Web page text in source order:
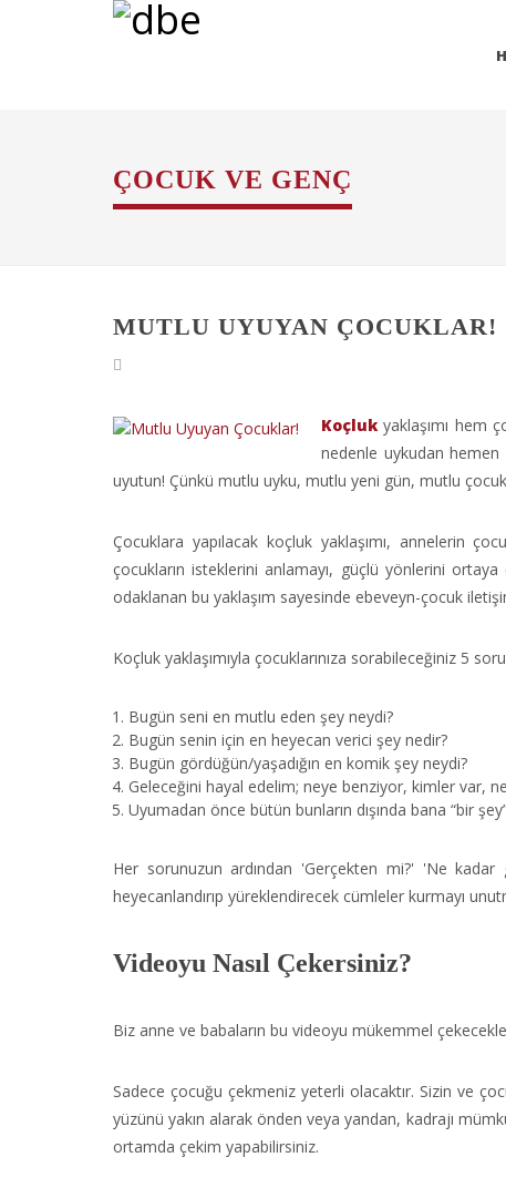
ÇOCUK VE GENÇ
MUTLU UYUYAN ÇOCUKLAR!
Koçlukyaklaşımı hem
nedenle uykudan hemen
uyutun! Çünkü mutlu uyku, mutlu yeni gün, mutlu
Çocuklara yapılacak koçluk yaklaşımı, annelerin
çocukların isteklerini anlamayı, güçlü yönlerini
odaklanan bu yaklaşım sayesinde ebeveyn-çocuk
Koçluk yaklaşımıyla çocuklarınıza sorabileceğiniz 5 soru
Bugün seni en mutlu eden şey neydi?
Bugün senin için en heyecan verici şey nedir?
Bugün gördüğün/yaşadığın en komik şey neydi?
Geleceğini hayal edelim; neye benziyor, kimler var,
Uyumadan önce bütün bunların dışında bana “bir
Her sorunuzun ardından 'Gerçekten mi?' 'Ne
heyecanlandırıp yüreklendirecek cümleler kurmayı
Videoyu Nasıl Çekersiniz?
Biz anne ve babaların bu videoyu mükemmel
Sadece çocuğu çekmeniz yeterli olacaktır. Sizin ve
yüzünü yakın alarak önden veya yandan, kadrajı
ortamda çekim yapabilirsiniz.